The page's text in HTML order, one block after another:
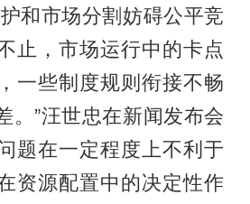
和市场分割妨碍公平竞
止，市场运行中的卡点
一些制度规则衔接不畅
。”汪世忠在新闻发布会
题在一定程度上不利于
资源配置中的决定性作